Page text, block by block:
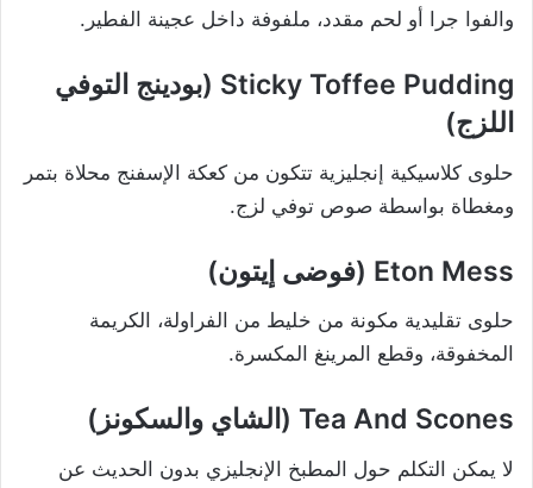
والفوا جرا أو لحم مقدد، ملفوفة داخل عجينة الفطير.
Sticky Toffee Pudding (بودينج التوفي
اللزج)
حلوى كلاسيكية إنجليزية تتكون من كعكة الإسفنج محلاة بتمر
ومغطاة بواسطة صوص توفي لزج.
Eton Mess (فوضى إيتون)
حلوى تقليدية مكونة من خليط من الفراولة، الكريمة
المخفوقة، وقطع المرينغ المكسرة.
Tea And Scones (الشاي والسكونز)
لا يمكن التكلم حول المطبخ الإنجليزي بدون الحديث عن